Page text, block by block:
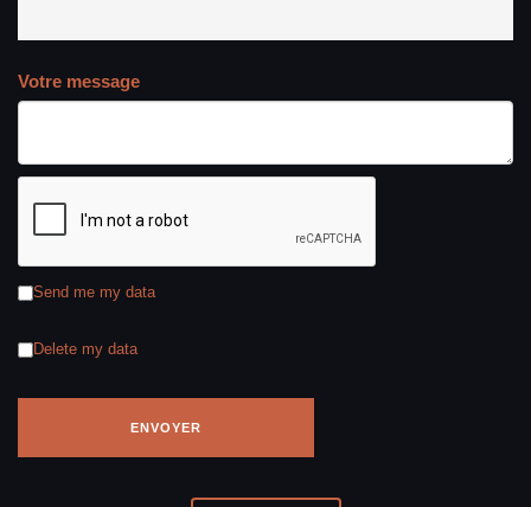
Votre message
Send me my data
Delete my data